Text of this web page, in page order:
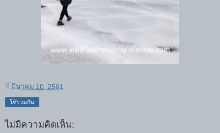
ที่ มีนาคม 10, 2561
ใช้ร่วมกัน
ไม่มีความคิดเห็น: